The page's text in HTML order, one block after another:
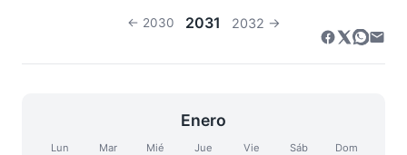
← 2030 2031 2032 →
Enero
Lun Mar Mié Jue Vie Sáb Dom